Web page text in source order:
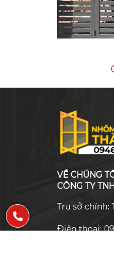
VỀ CHÚNG
CÔNG TY
Trụ sở chính:
Điện thoại: